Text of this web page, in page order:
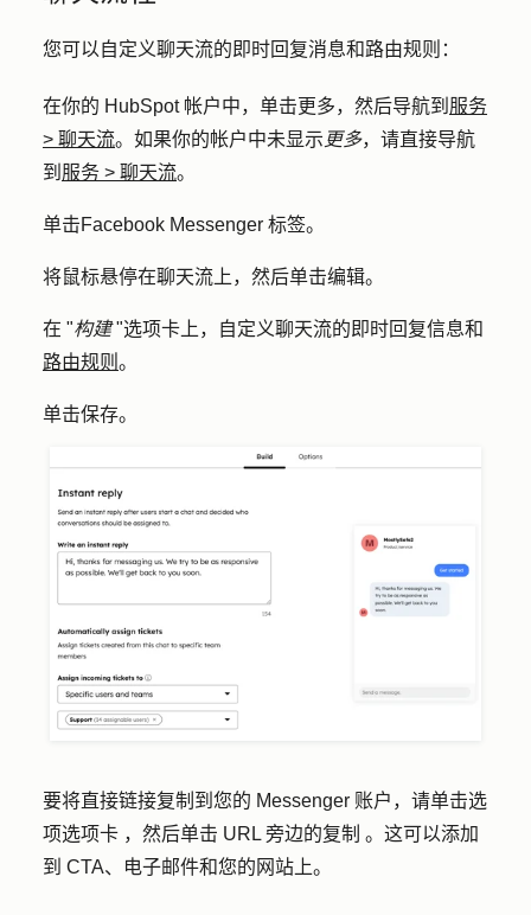
您可以自定义聊天流的即时回复消息和路由规则：
在你的 HubSpot 帐户中，单击更多，然后导航到 服务
> 聊天流。如果你的帐户中未显示 更多，请直接导航
到 服务 > 聊天流。
单击Facebook Messenger 标签。
将鼠标悬停在聊天流上，然后单击编辑。
在 "构建"选项卡上，自定义聊天流的即时回复信息和
路由规则 。
单击保存。
要将直接链接复制到您的 Messenger 账户，请单击选
项选项卡 ，然后单击 URL 旁边的复制 。这可以添加
到 CTA、电子邮件和您的网站上。